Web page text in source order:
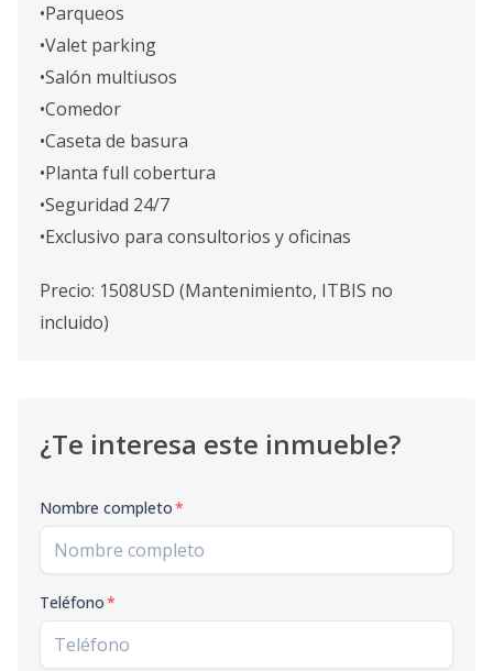
•Parqueos
•Valet parking
•Salón multiusos
•Comedor
•Caseta de basura
•Planta full cobertura
•Seguridad 24/7
•Exclusivo para consultorios y oficinas
Precio: 1508USD (Mantenimiento, ITBIS no
incluido)
¿Te interesa este inmueble?
Nombre completo*
Teléfono*